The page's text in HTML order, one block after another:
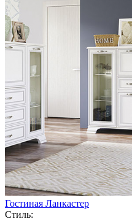
Гостиная Ланкастер
Стиль: